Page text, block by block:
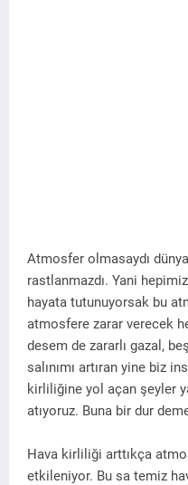
Atmosfer olmasaydı
rastlanmazdı. Yani
hayata tutunuyorsak bu
atmosfere zarar verecek
desem de zararlı gazal,
salınımı artıran yine biz
kirliliğine yol açan şeyler
atıyoruz. Buna bir dur
Hava kirliliği arttıkça
etkileniyor. Bu sa temiz